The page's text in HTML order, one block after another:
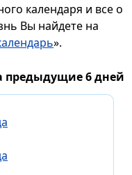
календаря и все о
Вы найдете на
».
предыдущие 6 дней